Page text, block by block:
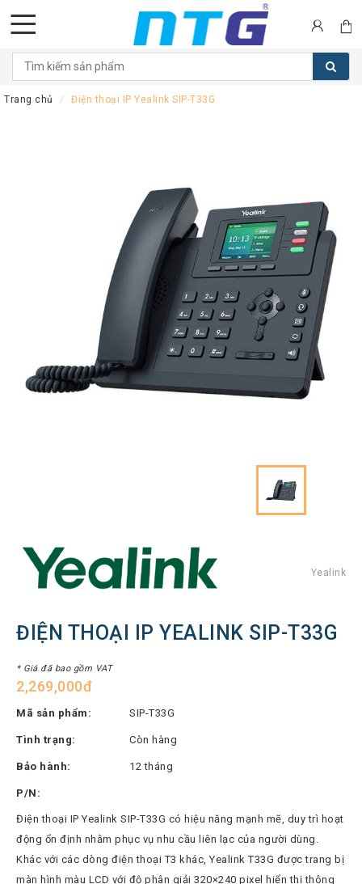
DANH
MỤC
SẢN
Hình
AV
Mạng
THƯƠNG
HIỆU
Lenovo
CTL
Hytera
BTech
North
Bayou
Trang chủ Điện thoại IP Yealink SIP-T33G
Yealink
ĐIỆN THOẠI IP YEALINK SIP-T33G
* Giá đã bao gồm VAT
2,269,000đ
Mã sản phẩm: SIP-T33G
Tình trạng: Còn hàng
Bảo hành: 12 tháng
P/N:
Điện thoại IP Yealink SIP-T33G có hiệu năng mạnh mẽ, duy trì hoạt
động ổn định nhằm phục vụ nhu cầu liên lạc của người dùng.
Khác với các dòng điện thoại T3 khác, Yealink T33G được trang bị
màn hình màu LCD với độ phân giải 320×240 pixel hiển thị thông